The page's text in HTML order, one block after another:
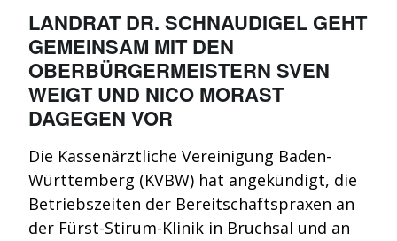
LANDRAT DR. SCHNAUDIGEL GEHT
GEMEINSAM MIT DEN
OBERBÜRGERMEISTERN SVEN
WEIGT UND NICO MORAST
DAGEGEN VOR
Die Kassenärztliche Vereinigung Baden-
Württemberg (KVBW) hat angekündigt, die
Betriebszeiten der Bereitschaftspraxen an
der Fürst-Stirum-Klinik in Bruchsal und an